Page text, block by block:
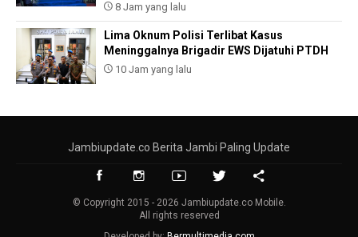
8 Jam yang lalu
Lima Oknum Polisi Terlibat Kasus
Meninggalnya Brigadir EWS Dijatuhi PTDH
10 Jam yang lalu
Jambiupdate.co Berita Jambi Paling Update
© Copyright 2015 - 2026 Jambiupdate.co Mobile.
All rights reserved